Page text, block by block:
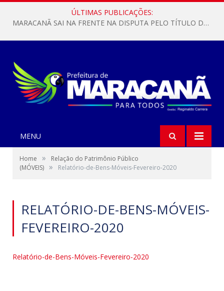
ÚLTIMAS PUBLICAÇÕES:
MARACANÃ SAI NA FRENTE NA DISPUTA PELO TÍTULO DA COPA PARÁ SUB-17!
MENU
Home »
Relação do Patrimônio Público
(MÓVEIS) » Relatório-de-Bens-Móveis-Fevereiro-2020
RELATÓRIO-DE-BENS-MÓVEIS-
FEVEREIRO-2020
Relatório-de-Bens-Móveis-Fevereiro-2020